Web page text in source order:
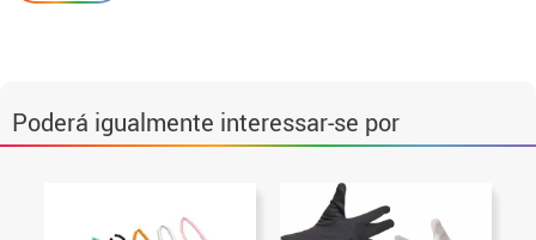
Poderá igualmente interessar-se por